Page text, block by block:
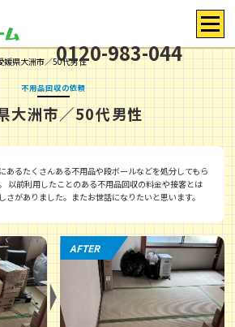
0120-983-044
媛県大洲市／50代男性
不用品回収の依頼
大洲市／50代男性
あるたくさんある不用品や段ボールなどを処分してもら
以前利用したことのある不用品回収の料金や接客とは
さがありました。またお世話になりたいと思います。
AFTER